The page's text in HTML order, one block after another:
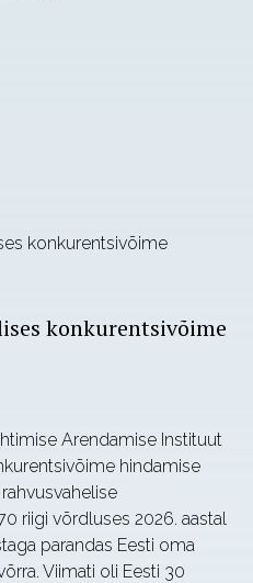
konkurentsivõime
konkurentsivõime
Arendamise Instituut
hindamise
riigi võrdluses 2026. aastal
parandas Eesti oma
Viimati oli Eesti 30